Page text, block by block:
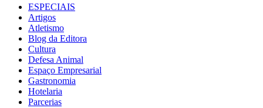
ESPECIAIS
Artigos
Atletismo
Blog da Editora
Cultura
Defesa Animal
Espaço Empresarial
Gastronomia
Hotelaria
Parcerias